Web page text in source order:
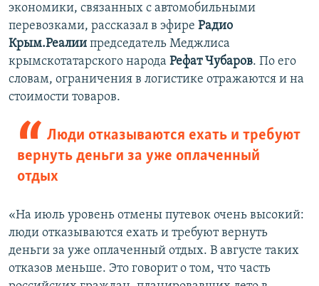
экономики, связанных с автомобильными
перевозками, рассказал в эфире Радио
Крым.Реалии председатель Меджлиса
крымскотатарского народа Рефат Чубаров. По его
словам, ограничения в логистике отражаются и на
стоимости товаров.
Люди отказываются ехать и требуют
вернуть деньги за уже оплаченный
отдых
«На июль уровень отмены путевок очень высокий:
люди отказываются ехать и требуют вернуть
деньги за уже оплаченный отдых. В августе таких
отказов меньше. Это говорит о том, что часть